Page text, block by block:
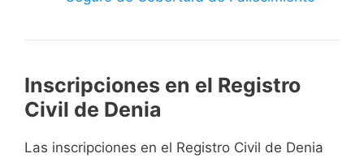
Inscripciones en el Registro
Civil de Denia
Las inscripciones en el Registro Civil de Denia